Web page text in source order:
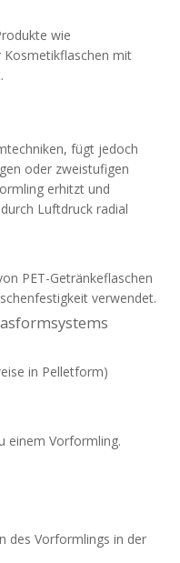
wie
Kosmetikflaschen mit
fügt jedoch
oder zweistufigen
erhitzt und
Luftdruck radial
PET-Getränkeflaschen
verwendet.
in Pelletform)
einem Vorformling.
des Vorformlings in der